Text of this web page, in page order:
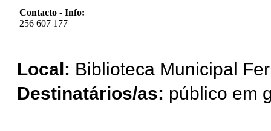
Contacto - Info:
256 607 177
Local: Biblioteca Municipal
Destinatários/as: público em